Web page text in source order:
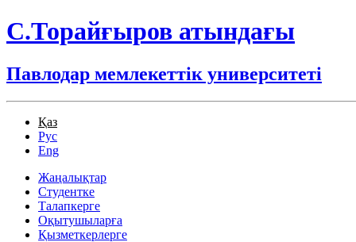
С.Торайғыров атындағы
Павлодар мемлекеттік университеті
Қаз
Рус
Eng
Жаңалықтар
Студентке
Талапкерге
Оқытушыларға
Қызметкерлерге